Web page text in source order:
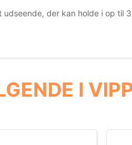
der kan holde i op til
I